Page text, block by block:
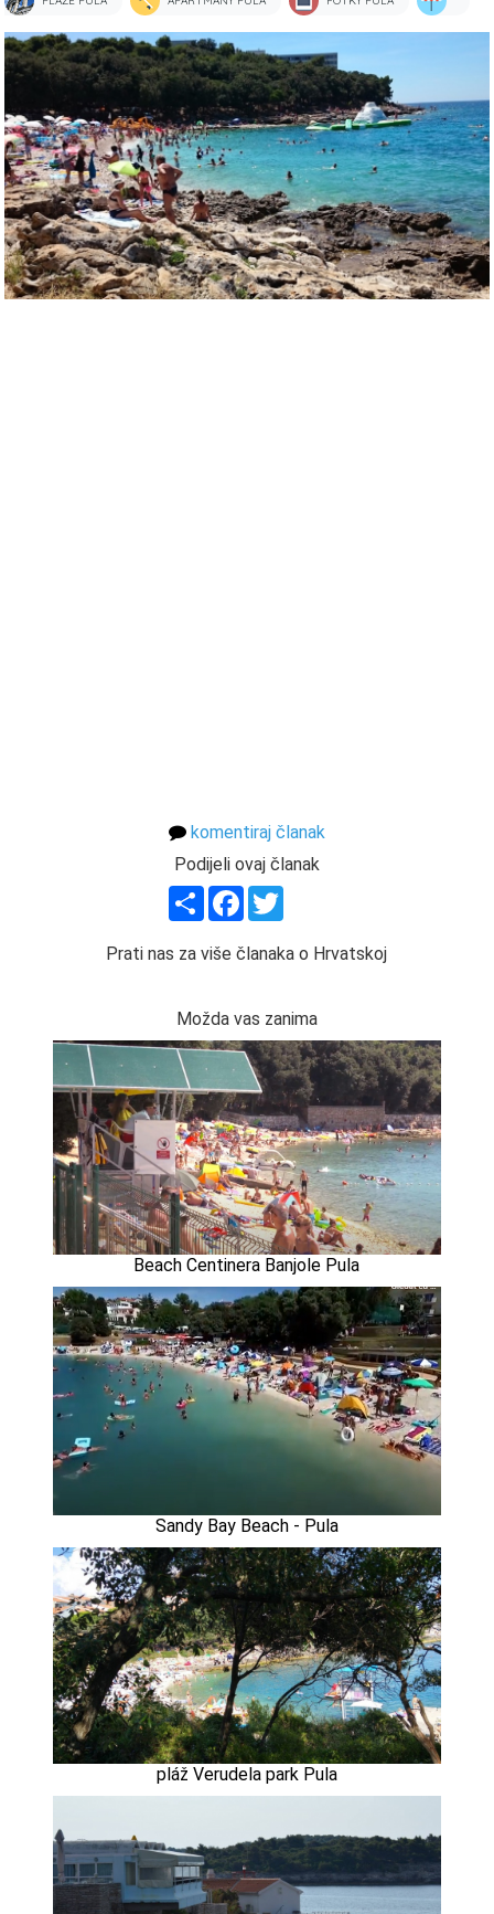
komentiraj članak
Podijeli ovaj članak
ShareFacebook
Prati nas za više članaka o Hrvatskoj
Možda vas zanima
Beach Centinera Banjole Pula
Sandy Bay Beach - Pula
pláž Verudela park Pula